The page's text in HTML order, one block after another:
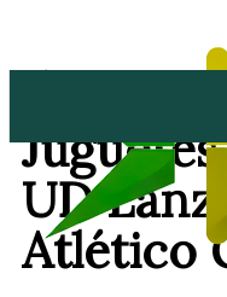
UD
Atlético